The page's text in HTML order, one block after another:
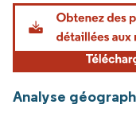
Analyse